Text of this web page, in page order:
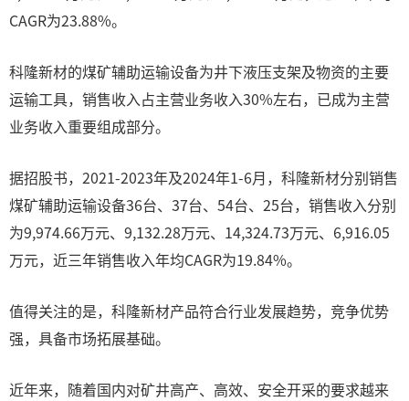
CAGR为23.88%。
科隆新材的煤矿辅助运输设备为井下液压支架及物资的主要
运输工具，销售收入占主营业务收入30%左右，已成为主营
业务收入重要组成部分。
据招股书，2021-2023年及2024年1-6月，科隆新材分别销售
煤矿辅助运输设备36台、37台、54台、25台，销售收入分别
为9,974.66万元、9,132.28万元、14,324.73万元、6,916.05
万元，近三年销售收入年均CAGR为19.84%。
值得关注的是，科隆新材产品符合行业发展趋势，竞争优势
强，具备市场拓展基础。
近年来，随着国内对矿井高产、高效、安全开采的要求越来